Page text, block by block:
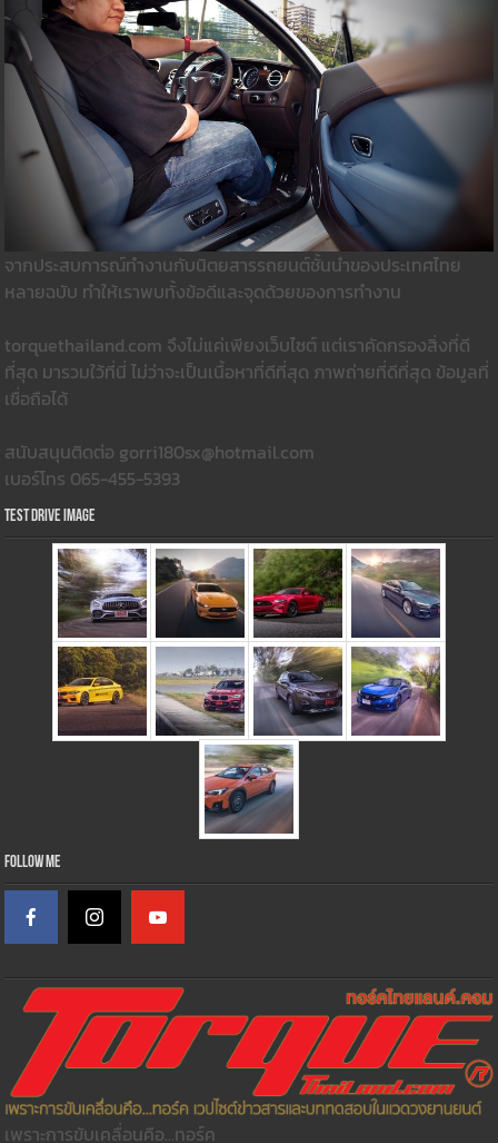
จากประสบการณ์ทำงานกับนิตยสารรถยนต์ชั้นนำของประเทศไทย
หลายฉบับ ทำให้เราพบทั้งข้อดีและจุดด้วยของการทำงาน
torquethailand.com จึงไม่แค่เพียงเว็บไซต์ แต่เราคัดกรองสิ่งที่ดี
ที่สุด มารวมใว้ที่นี่ ไม่ว่าจะเป็นเนื้อหาที่ดีที่สุด ภาพถ่ายที่ดีที่สุด ข้อมูลที่
เชื่อถือได้
สนับสนุนติดต่อ gorri180sx@hotmail.com
เบอร์โทร 065-455-5393
Test Drive Image
Follow Me
เพราะการขับเคลื่อนคือ...ทอร์ค